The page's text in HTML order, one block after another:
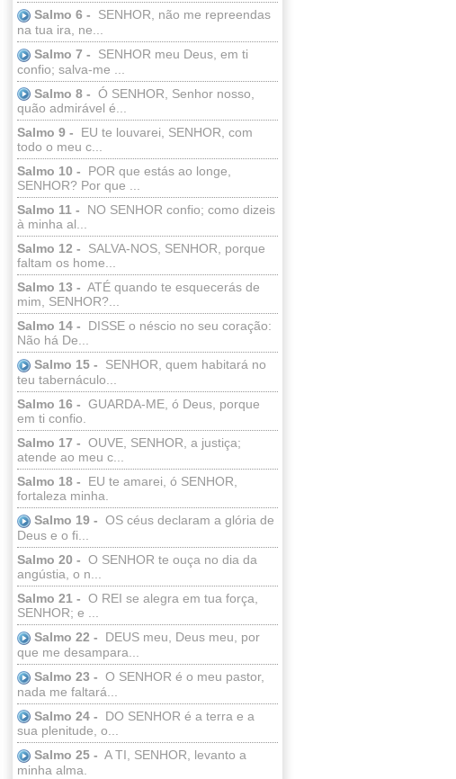
Salmo 6 -
SENHOR, não me repreendas
na tua ira, ne...
Salmo 7 -
SENHOR meu Deus, em ti
confio; salva-me ...
Salmo 8 - Ó SENHOR, Senhor nosso,
quão admirável é...
Salmo 9 -
EU te louvarei, SENHOR, com
todo o meu c...
Salmo 10 -
POR que estás ao longe,
SENHOR? Por que ...
Salmo 11 -
NO SENHOR confio; como dizeis
à minha al...
Salmo 12 -
SALVA-NOS, SENHOR, porque
faltam os home...
Salmo 13 - ATÉ quando te esquecerás de
mim, SENHOR?...
Salmo 14 -
DISSE o néscio no seu coração:
Não há De...
Salmo 15 -
SENHOR, quem habitará no
teu tabernáculo...
Salmo 16 - GUARDA-ME, ó Deus, porque
em ti confio.
Salmo 17 - OUVE, SENHOR, a justiça;
atende ao meu c...
Salmo 18 -
EU te amarei, ó SENHOR,
fortaleza minha.
Salmo 19 - OS céus declaram a glória de
Deus e o fi...
Salmo 20 - O SENHOR te ouça no dia da
angústia, o n...
Salmo 21 - O REI se alegra em tua força,
SENHOR; e ...
Salmo 22 -
DEUS meu, Deus meu, por
que me desampara...
Salmo 23 - O SENHOR é o meu pastor,
nada me faltará...
Salmo 24 -
DO SENHOR é a terra e a
sua plenitude, o...
Salmo 25 - A TI, SENHOR, levanto a
minha alma.